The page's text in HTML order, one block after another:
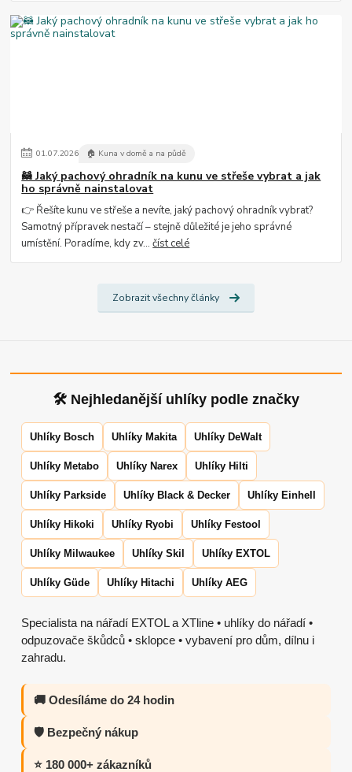
01.07.2026 🏠 Kuna v domě a na půdě
🦝 Jaký pachový ohradník na kunu ve střeše vybrat a jak
ho správně nainstalovat
👉 Řešíte kunu ve střeše a nevíte, jaký pachový ohradník vybrat?
Samotný přípravek nestačí – stejně důležité je jeho správné
umístění. Poradíme, kdy zv...číst celé
Zobrazit všechny články
🛠 Nejhledanější uhlíky podle značky
Uhlíky Bosch Uhlíky Makita Uhlíky DeWalt
Uhlíky Metabo Uhlíky Narex Uhlíky Hilti
Uhlíky Parkside Uhlíky Black & Decker Uhlíky Einhell
Uhlíky Hikoki Uhlíky Ryobi Uhlíky Festool
Uhlíky Milwaukee Uhlíky Skil Uhlíky EXTOL
Uhlíky Güde Uhlíky Hitachi Uhlíky AEG
Specialista na nářadí EXTOL a XTline • uhlíky do nářadí •
odpuzovače škůdců • sklopce • vybavení pro dům, dílnu i
zahradu.
🚚 Odesíláme do 24 hodin
🛡️ Bezpečný nákup
⭐ 180 000+ zákazníků